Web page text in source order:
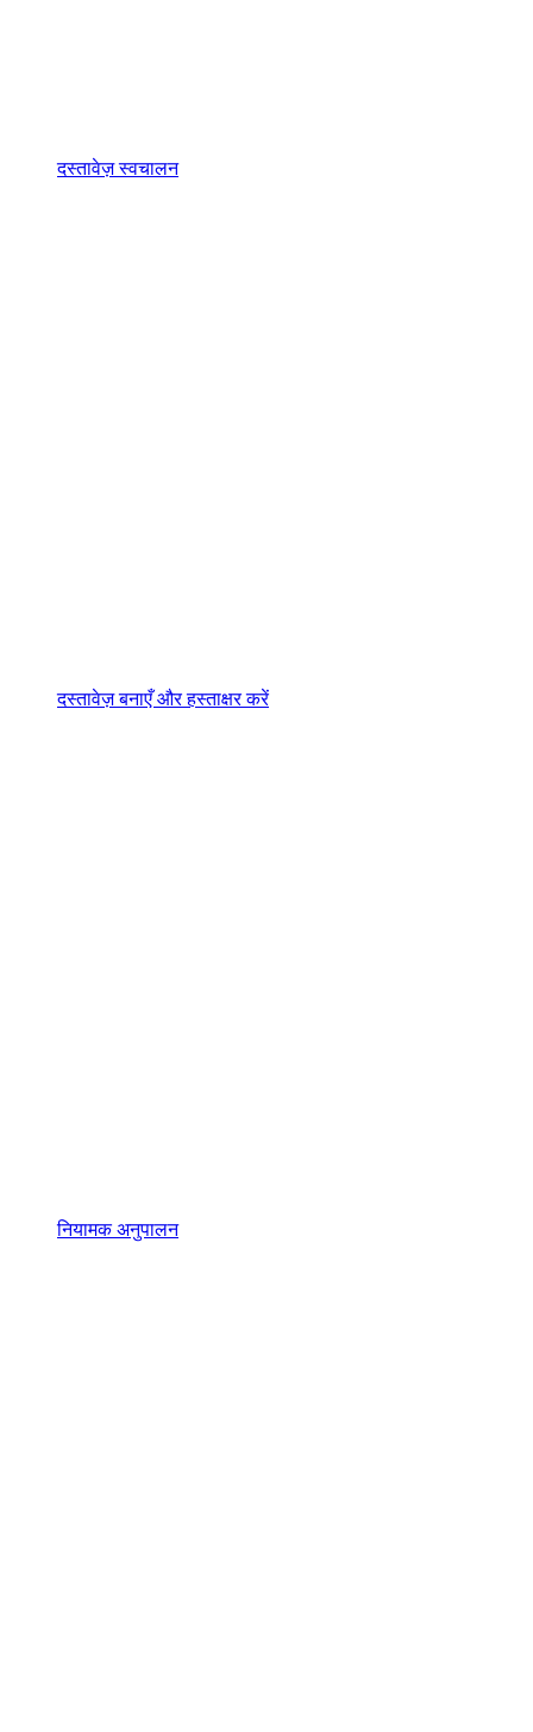
दस्तावेज़ स्वचालन
दस्तावेज़ बनाएँ और हस्ताक्षर करें
नियामक अनुपालन